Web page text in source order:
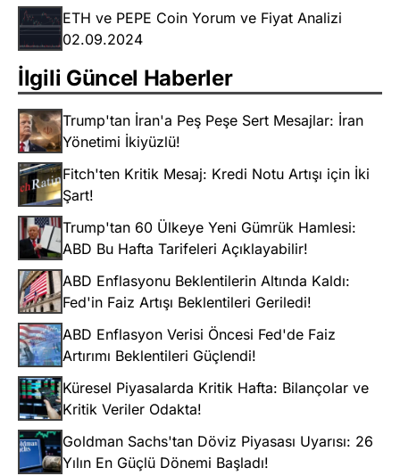
ETH ve PEPE Coin Yorum ve Fiyat Analizi
02.09.2024
İlgili Güncel Haberler
Trump'tan İran'a Peş Peşe Sert Mesajlar: İran
Yönetimi İkiyüzlü!
Fitch'ten Kritik Mesaj: Kredi Notu Artışı için İki
Şart!
Trump'tan 60 Ülkeye Yeni Gümrük Hamlesi:
ABD Bu Hafta Tarifeleri Açıklayabilir!
ABD Enflasyonu Beklentilerin Altında Kaldı:
Fed'in Faiz Artışı Beklentileri Geriledi!
ABD Enflasyon Verisi Öncesi Fed'de Faiz
Artırımı Beklentileri Güçlendi!
Küresel Piyasalarda Kritik Hafta: Bilançolar ve
Kritik Veriler Odakta!
Goldman Sachs'tan Döviz Piyasası Uyarısı: 26
Yılın En Güçlü Dönemi Başladı!